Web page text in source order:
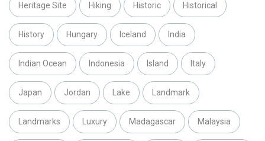
Heritage Site Hiking Historic Historical
History Hungary Iceland India
Indian Ocean Indonesia Island Italy
Japan Jordan Lake Landmark
Landmarks Luxury Madagascar Malaysia